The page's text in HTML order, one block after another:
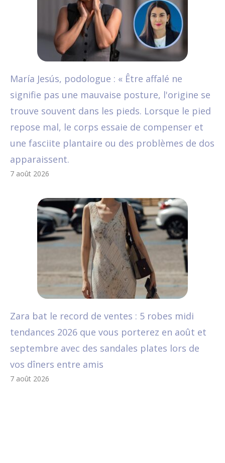
María Jesús, podologue : « Être affalé ne
signifie pas une mauvaise posture, l'origine se
trouve souvent dans les pieds. Lorsque le pied
repose mal, le corps essaie de compenser et
une fasciite plantaire ou des problèmes de dos
apparaissent.
7 août 2026
Zara bat le record de ventes : 5 robes midi
tendances 2026 que vous porterez en août et
septembre avec des sandales plates lors de
vos dîners entre amis
7 août 2026